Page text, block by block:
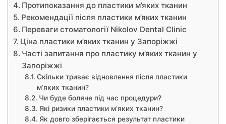
Протипоказання до пластики м’яких тканин
Рекомендації після пластики м’яких тканин
Переваги стоматології Nikolov Dental Clinic
Ціна пластики м’яких тканин у Запоріжжі
Часті запитання про пластику м’яких тканин у
Запоріжжі
Скільки триває відновлення після пластики
м’яких тканин?
Чи буде боляче під час процедури?
Які ризики пластики м’яких тканин?
Як довго зберігається результат пластики